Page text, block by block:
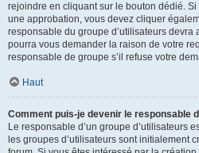
rejoindre en cliquant sur le bouton dédié.
une approbation, vous devez cliquer
responsable du groupe d’utilisateurs devra
pourra vous demander la raison de votre
responsable de groupe s’il refuse votre
Haut
Comment puis-je devenir le responsable
Le responsable d’un groupe d’utilisateurs
les groupes d’utilisateurs sont initialement